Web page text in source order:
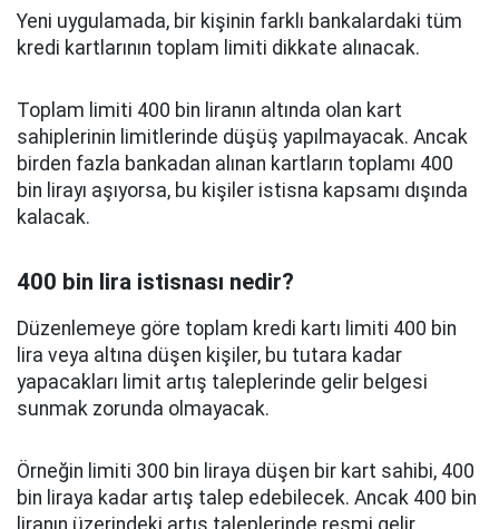
Yeni uygulamada, bir kişinin farklı bankalardaki tüm
kredi kartlarının toplam limiti dikkate alınacak.
Toplam limiti 400 bin liranın altında olan kart
sahiplerinin limitlerinde düşüş yapılmayacak. Ancak
birden fazla bankadan alınan kartların toplamı 400
bin lirayı aşıyorsa, bu kişiler istisna kapsamı dışında
kalacak.
400 bin lira istisnası nedir?
Düzenlemeye göre toplam kredi kartı limiti 400 bin
lira veya altına düşen kişiler, bu tutara kadar
yapacakları limit artış taleplerinde gelir belgesi
sunmak zorunda olmayacak.
Örneğin limiti 300 bin liraya düşen bir kart sahibi, 400
bin liraya kadar artış talep edebilecek. Ancak 400 bin